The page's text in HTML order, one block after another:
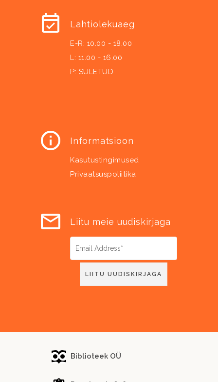
Lahtiolekuaeg
E-R: 10.00 - 18.00
L: 11.00 - 16.00
P: SULETUD
Informatsioon
Kasutustingimused
Privaatsuspoliitika
Liitu meie uudiskirjaga
Biblioteek OÜ